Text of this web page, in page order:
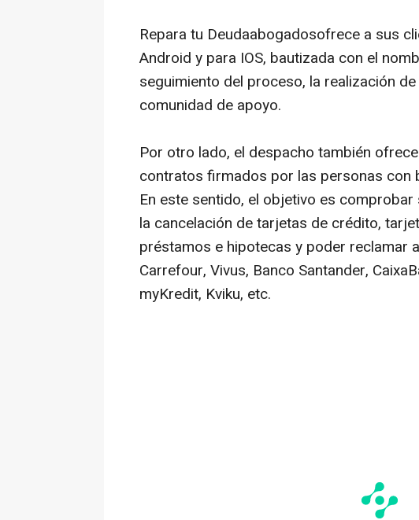
Repara tu Deudaabogadosofrece a sus
Android y para IOS, bautizada con el
seguimiento del proceso, la realización
comunidad de apoyo.
Por otro lado, el despacho también
contratos firmados por las personas con
En este sentido, el objetivo es
la cancelación de tarjetas de crédito,
préstamos e hipotecas y poder reclamar
Carrefour, Vivus, Banco Santander,
myKredit, Kviku, etc.